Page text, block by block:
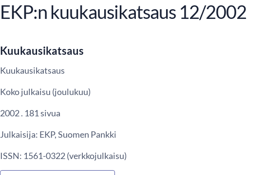
EKP:n kuukausikatsaus 12/2002
Kuukausikatsaus
Kuukausikatsaus
Koko julkaisu (joulukuu)
2002 . 181 sivua
Julkaisija: EKP, Suomen Pankki
ISSN: 1561-0322 (verkkojulkaisu)